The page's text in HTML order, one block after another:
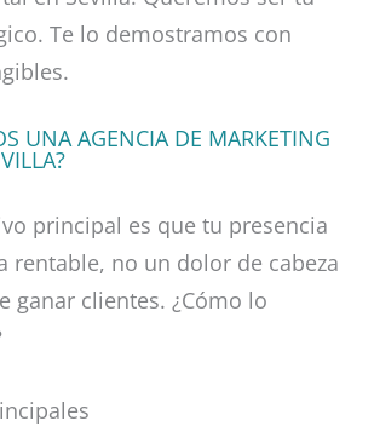
Te lo demostramos con
UNA AGENCIA DE MARKETING
principal es que tu presencia
rentable, no un dolor de cabeza
ganar clientes. ¿Cómo lo